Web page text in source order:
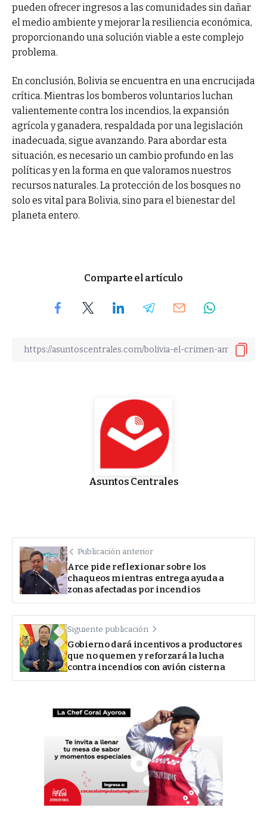
pueden ofrecer ingresos a las comunidades sin dañar
el medio ambiente y mejorar la resiliencia económica,
proporcionando una solución viable a este complejo
problema.
En conclusión, Bolivia se encuentra en una encrucijada
crítica. Mientras los bomberos voluntarios luchan
valientemente contra los incendios, la expansión
agrícola y ganadera, respaldada por una legislación
inadecuada, sigue avanzando. Para abordar esta
situación, es necesario un cambio profundo en las
políticas y en la forma en que valoramos nuestros
recursos naturales. La protección de los bosques no
solo es vital para Bolivia, sino para el bienestar del
planeta entero.
Comparte el artículo
Asuntos Centrales
Publicación anterior
Arce pide reflexionar sobre los
chaqueos mientras entrega ayuda a
zonas afectadas por incendios
Siguiente publicación
Gobierno dará incentivos a productores
que no quemen y reforzará la lucha
contra incendios con avión cisterna